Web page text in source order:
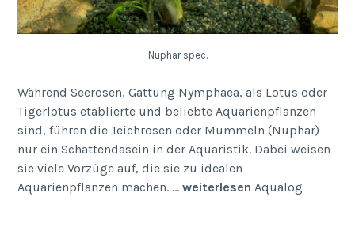
Nuphar spec.
Während Seerosen, Gattung Nymphaea, als Lotus oder
Tigerlotus etablierte und beliebte Aquarienpflanzen
sind, führen die Teichrosen oder Mummeln (Nuphar)
nur ein Schattendasein in der Aquaristik. Dabei weisen
sie viele Vorzüge auf, die sie zu idealen
Aquarienpflanzen machen. …weiterlesen Aqualog